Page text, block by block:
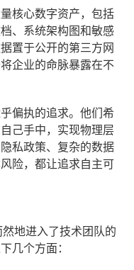
核心数字资产，包括
、系统架构图和敏感
置于公开的第三方网
企业的命脉暴露在不
偏执的追求。他们希
己手中，实现物理层
私政策、复杂的数据
险，都让追求自主可
地进入了技术团队的
几个方面：